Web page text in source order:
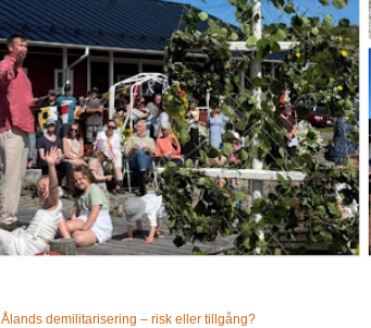
Ålands demilitarisering – risk eller tillgång?